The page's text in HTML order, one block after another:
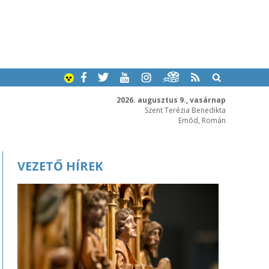
2026. augusztus 9., vasárnap
Szent Terézia Benedikta
Emõd, Román
VEZETŐ HÍREK